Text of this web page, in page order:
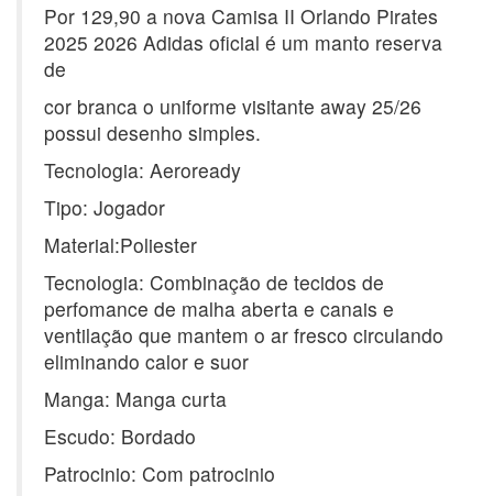
Por 129,90 a nova Camisa II Orlando Pirates
2025 2026 Adidas oficial é um manto reserva
de
cor branca o uniforme visitante away 25/26
possui desenho simples.
Tecnologia: Aeroready
Tipo: Jogador
Material:Poliester
Tecnologia: Combinação de tecidos de
perfomance de malha aberta e canais e
ventilação que mantem o ar fresco circulando
eliminando calor e suor
Manga: Manga curta
Escudo: Bordado
Patrocinio: Com patrocinio